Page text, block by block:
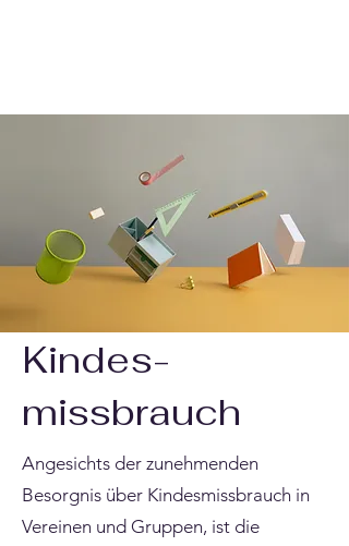
Kindes-
missbrauch
Angesichts der zunehmenden
Besorgnis über Kindesmissbrauch in
Vereinen und Gruppen, ist die